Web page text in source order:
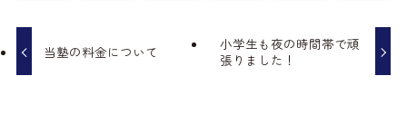
当塾の料金について
小学生も夜の時間帯で頑
張りました！